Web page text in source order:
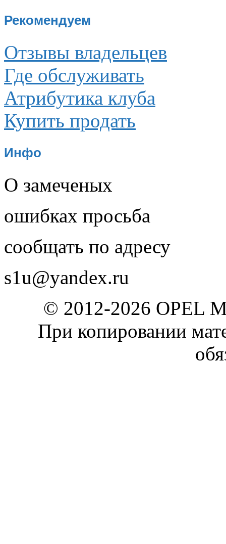
Рекомендуем
Отзывы владельцев
Где обслуживать
Атрибутика клуба
Купить продать
Инфо
О замеченых
ошибках просьба
сообщать по адресу
s1u@yandex.ru
© 2012-2026 OPEL
При копировании